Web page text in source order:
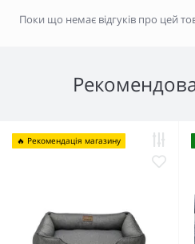
Поки що немає відгуків про цей
🔥 Рекомендація магазину